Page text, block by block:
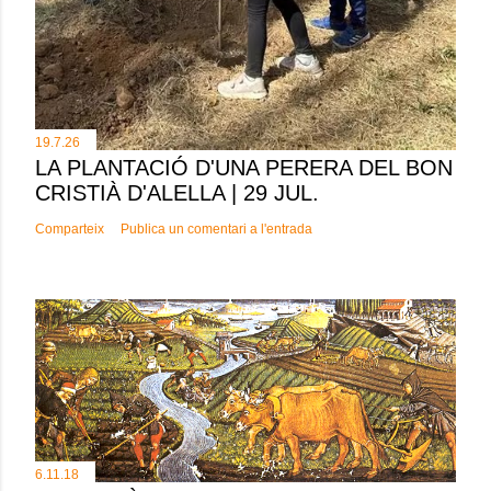
19.7.26
LA PLANTACIÓ D'UNA PERERA DEL BON
CRISTIÀ D'ALELLA | 29 JUL.
Comparteix Publica un comentari a l'entrada
6.11.18